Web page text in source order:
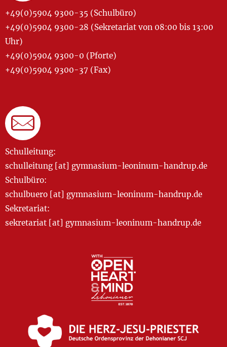
+49(0)5904 9300-35 (Schulbüro)
+49(0)5904 9300-28 (Sekretariat von 08:00 bis 13:00
Uhr)
+49(0)5904 9300-0 (Pforte)
+49(0)5904 9300-37 (Fax)
Schulleitung:
schulleitung [at] gymnasium-leoninum-handrup.de
Schulbüro:
schulbuero [at] gymnasium-leoninum-handrup.de
Sekretariat:
sekretariat [at] gymnasium-leoninum-handrup.de